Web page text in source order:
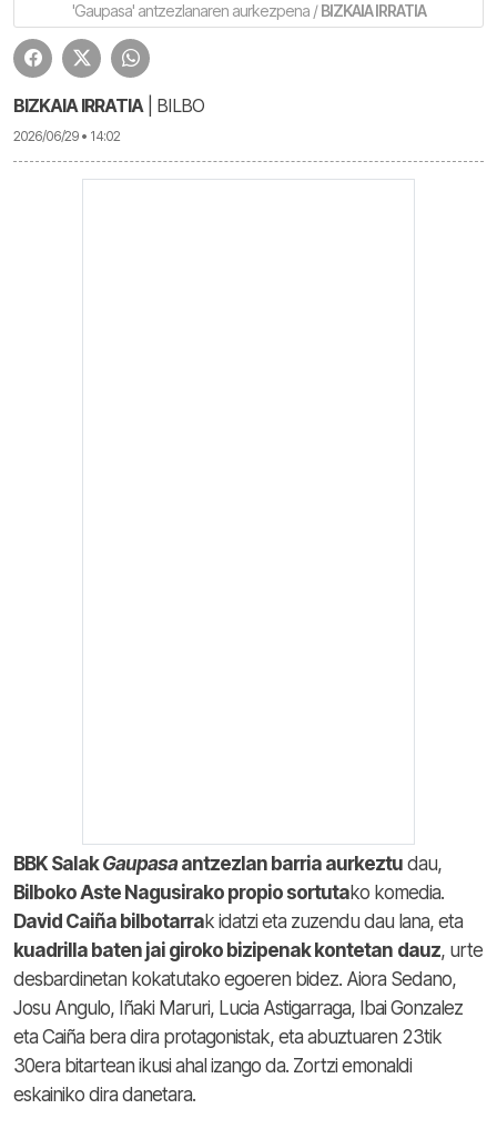
'Gaupasa' antzezlanaren aurkezpena /BIZKAIA IRRATIA
BIZKAIA IRRATIA| BILBO
2026/06/29 • 14:02
BBK SalakGaupasaantzezlan barria aurkeztu dau,
Bilboko Aste Nagusirako propio sortutako komedia.
David Caiña bilbotarrak idatzi eta zuzendu dau lana, eta
kuadrilla baten jai giroko bizipenak kontetan dauz, urte
desbardinetan kokatutako egoeren bidez. Aiora Sedano,
Josu Angulo, Iñaki Maruri, Lucia Astigarraga, Ibai Gonzalez
eta Caiña bera dira protagonistak, eta abuztuaren 23tik
30era bitartean ikusi ahal izango da. Zortzi emonaldi
eskainiko dira danetara.